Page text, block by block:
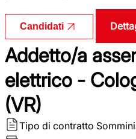
Candidati
Addetto/a
elettrico -
(VR)
Tipo di contratto